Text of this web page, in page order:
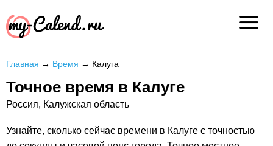
Главная → Время → Калуга
Точное время в Калуге
Россия, Калужская область
Узнайте, сколько сейчас времени в Калуге с точностью